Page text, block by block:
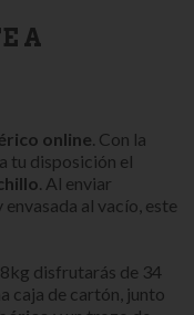
A
online . Con la
tu disposición el
. Al enviar
envasada al vacío, este
disfrutarás de 34
caja de cartón, junto